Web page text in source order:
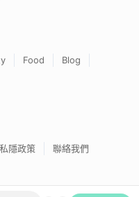
Food
Blog
私隱政策 聯絡我們